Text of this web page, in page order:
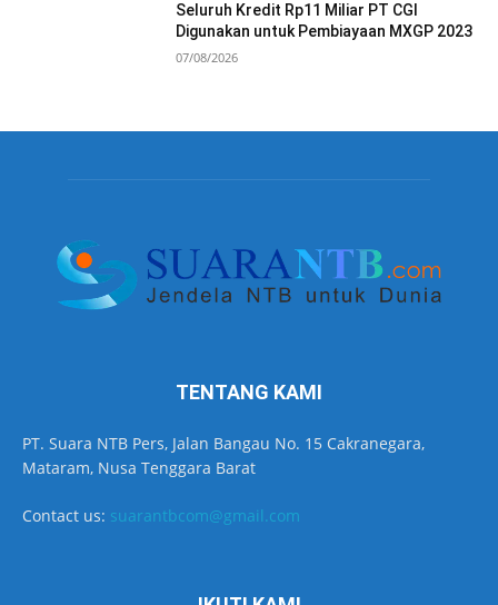
Seluruh Kredit Rp11 Miliar PT CGI
Digunakan untuk Pembiayaan MXGP 2023
07/08/2026
TENTANG KAMI
PT. Suara NTB Pers, Jalan Bangau No. 15 Cakranegara,
Mataram, Nusa Tenggara Barat
Contact us: suarantbcom@gmail.com